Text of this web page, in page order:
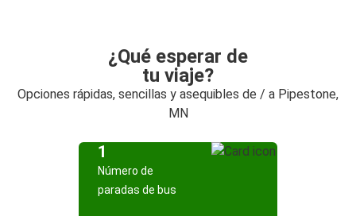
¿Qué esperar de
tu viaje?
Opciones rápidas, sencillas y asequibles de / a Pipestone,
MN
1
Número de
paradas de bus